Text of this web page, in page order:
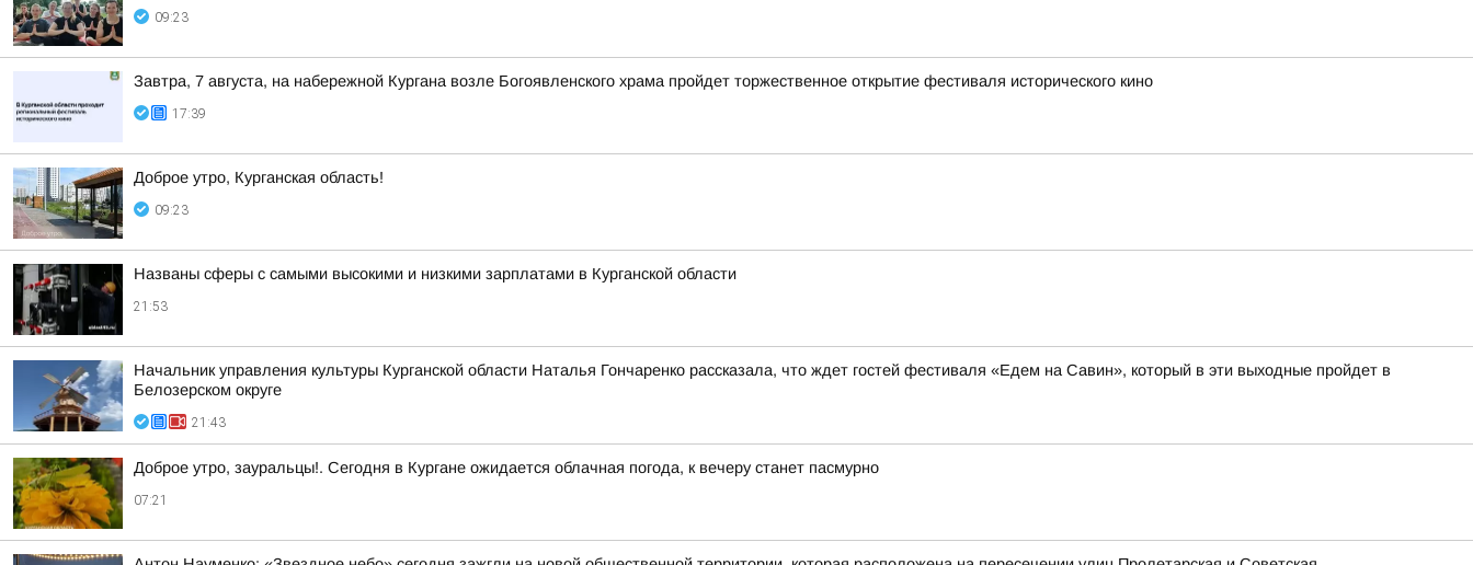
09:23
Завтра, 7 августа, на набережной Кургана возле Богоявленского храма пройдет торжественное открытие фестиваля исторического кино
17:39
Доброе утро, Курганская область!
09:23
Названы сферы с самыми высокими и низкими зарплатами в Курганской области
21:53
Начальник управления культуры Курганской области Наталья Гончаренко рассказала, что ждет гостей фестиваля «Едем на Савин», который в эти выходные пройдет в
Белозерском округе
21:43
Доброе утро, зауральцы!. Сегодня в Кургане ожидается облачная погода, к вечеру станет пасмурно
07:21